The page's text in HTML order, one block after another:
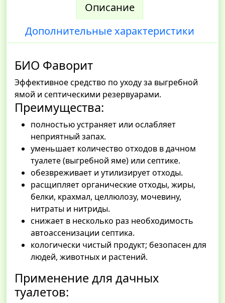
Описание
Дополнительные характеристики
БИО Фаворит
Эффективное средство по уходу за выгребной
ямой и септическими резервуарами.
Преимущества:
полностью устраняет или ослабляет
неприятный запах.
уменьшает количество отходов в дачном
туалете (выгребной яме) или септике.
обезвреживает и утилизирует отходы.
расщипляет органические отходы, жиры,
белки, крахмал, целлюлозу, мочевину,
нитраты и нитриды.
снижает в несколько раз необходимость
автоассенизации септика.
кологически чистый продукт; безопасен для
людей, животных и растений.
Применение для дачных
туалетов: